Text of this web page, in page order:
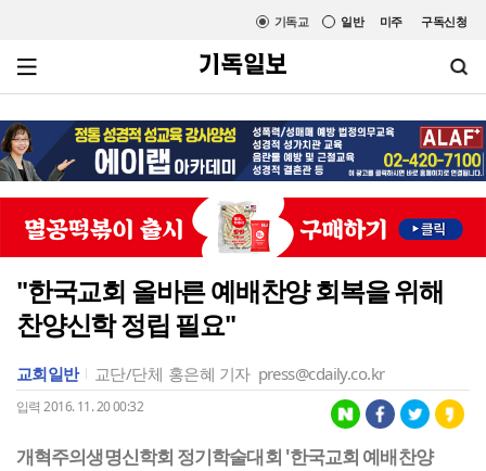
미주 구독신청
일반
기독교
"한국교회 올바른 예배찬양 회복을 위해
찬양신학 정립 필요"
교회일반 교단/단체 홍은혜 기자 press@cdaily.co.kr
입력 2016. 11. 20 00:32
개혁주의생명신학회 정기학술대회 '한국교회 예배찬양